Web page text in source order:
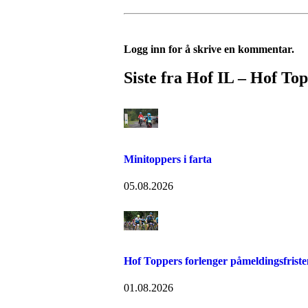
Logg inn for å skrive en kommentar.
Siste fra Hof IL – Hof
Minitoppers i farta
05.08.2026
Hof Toppers forlenger
01.08.2026